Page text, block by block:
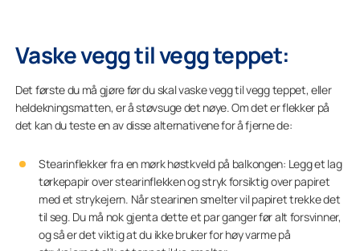
Vaske vegg til vegg teppet:
Det første du må gjøre før du skal vaske vegg til vegg teppet, eller
heldekningsmatten, er å støvsuge det nøye. Om det er flekker på
det kan du teste en av disse alternativene for å fjerne de:
Stearinflekker fra en mørk høstkveld på balkongen: Legg et lag
tørkepapir over stearinflekken og stryk forsiktig over papiret
med et strykejern. Når stearinen smelter vil papiret trekke det
til seg. Du må nok gjenta dette et par ganger før alt forsvinner,
og så er det viktig at du ikke bruker for høy varme på